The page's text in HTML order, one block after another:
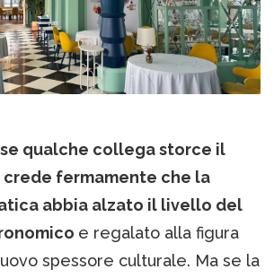
qualche collega storce il
crede fermamente che la
abbia alzato il livello del
e regalato alla figura
spessore culturale. Ma se la